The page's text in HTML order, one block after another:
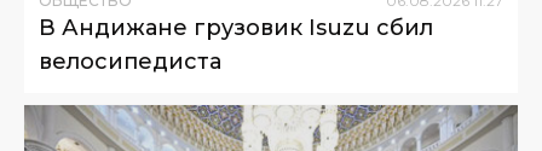
В Андижане грузовик Isuzu сбил
велосипедиста